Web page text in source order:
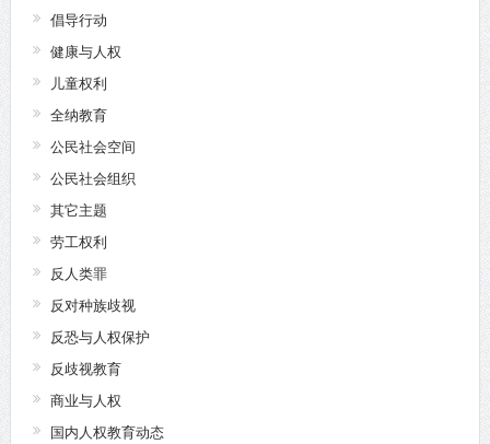
倡导行动
健康与人权
儿童权利
全纳教育
公民社会空间
公民社会组织
其它主题
劳工权利
反人类罪
反对种族歧视
反恐与人权保护
反歧视教育
商业与人权
国内人权教育动态